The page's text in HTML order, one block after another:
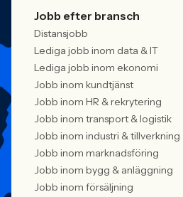
Jobb efter bransch
Distansjobb
Lediga jobb inom data & IT
Lediga jobb inom ekonomi
Jobb inom kundtjänst
Jobb inom HR & rekrytering
Jobb inom transport & logistik
Jobb inom industri & tillverkning
Jobb inom marknadsföring
Jobb inom bygg & anläggning
Jobb inom försäljning